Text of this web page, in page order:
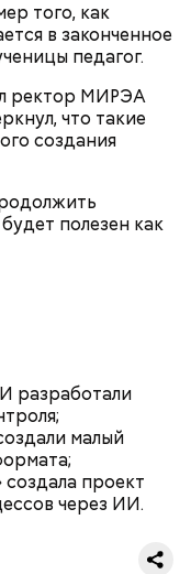
того, как
в законченное
педагог.
ректор МИРЭА
что такие
создания
полезен как
разработали
малый
проект
через ИИ.